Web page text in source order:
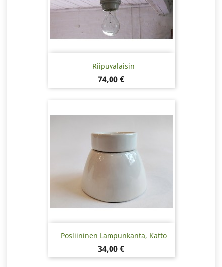
Riipuvalaisin
Hinta
74,00 €
Posliininen Lampunkanta, Katto
Hinta
34,00 €